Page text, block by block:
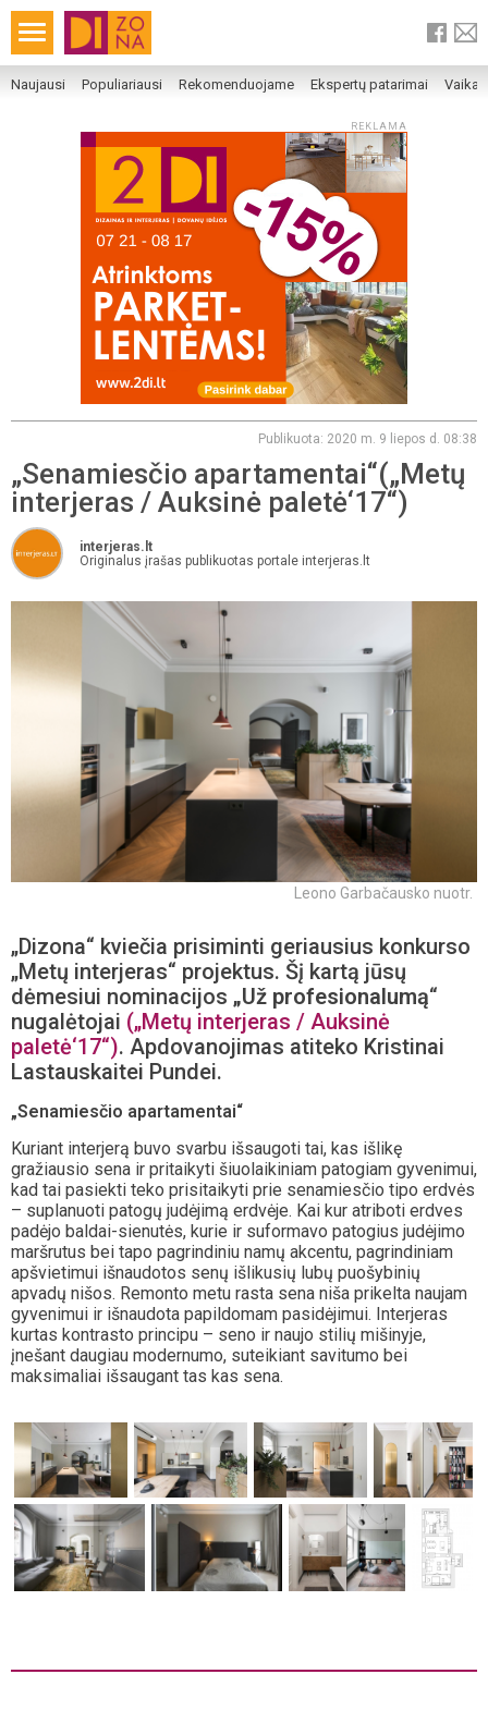
Naujausi Populiariausi Rekomenduojame Ekspertų patarimai
REKLAMA
Publikuota: 2020 m. 9 liepos d. 08:38
„Senamiesčio apartamentai“(„Metų
interjeras / Auksinė paletė‘17“)
interjeras.lt
Originalus įrašas publikuotas portale interjeras.lt
Leono Garbačausko nuotr.
„Dizona“ kviečia prisiminti geriausius konkurso
„Metų interjeras“ projektus. Šį kartą jūsų
dėmesiui nominacijos „Už profesionalumą“
nugalėtojai („Metų interjeras / Auksinė
paletė‘17“). Apdovanojimas atiteko Kristinai
Lastauskaitei Pundei.
„Senamiesčio apartamentai“
Kuriant interjerą buvo svarbu išsaugoti tai, kas išlikę
gražiausio sena ir pritaikyti šiuolaikiniam patogiam gyvenimui,
kad tai pasiekti teko prisitaikyti prie senamiesčio tipo erdvės
– suplanuoti patogų judėjimą erdvėje. Kai kur atriboti erdves
padėjo baldai-sienutės, kurie ir suformavo patogius judėjimo
maršrutus bei tapo pagrindiniu namų akcentu, pagrindiniam
apšvietimui išnaudotos senų išlikusių lubų puošybinių
apvadų nišos. Remonto metu rasta sena niša prikelta naujam
gyvenimui ir išnaudota papildomam pasidėjimui. Interjeras
kurtas kontrasto principu – seno ir naujo stilių mišinyje,
įnešant daugiau modernumo, suteikiant savitumo bei
maksimaliai išsaugant tas kas sena.